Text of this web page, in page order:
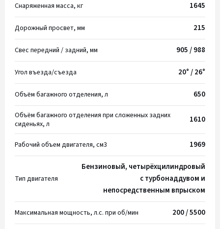
Снаряженная масса, кг 1645
Дорожный просвет, мм 215
Свес передний / задний, мм 905 / 988
Угол въезда/съезда 20° / 26°
Объём багажного отделения, л 650
Объём багажного отделения при сложенных задних
сиденьях, л
1610
Рабочий объем двигателя, см3 1969
Тип двигателя
Бензиновый, четырёхцилиндровый
c турбонаддувом и
непосредственным впрыском
Максимальная мощность, л.с. при об/мин 200 / 5500